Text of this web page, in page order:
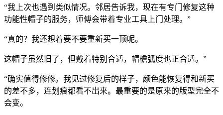
“我上次也遇到类似情况。邻居告诉我，现在有专门修复这种
功能性帽子的服务，师傅会带着专业工具上门处理。”
“真的？我还想着要不要重新买一顶呢。
这帽子虽然旧了，但戴着特别合适，帽檐弧度也正合适。”
“确实值得修修。我见过修复后的样子，颜色能恢复得和新买
的差不多，连划痕都看不出来。最重要的是原来的版型完全不
会变。